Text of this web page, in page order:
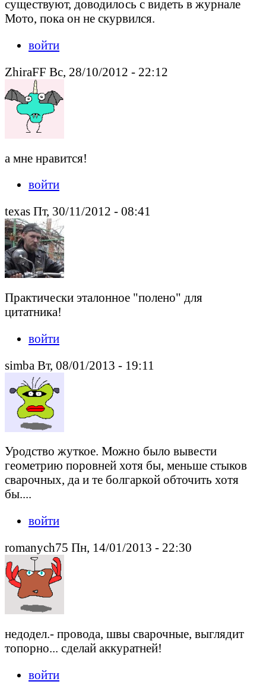
существуют, доводилось с видеть в журнале
Мото, пока он не скурвился.
войти
ZhiraFF Вс, 28/10/2012 - 22:12
а мне нравится!
войти
texas Пт, 30/11/2012 - 08:41
Практически эталонное "полено" для
цитатника!
войти
simba Вт, 08/01/2013 - 19:11
Уродство жуткое. Можно было вывести
геометрию поровней хотя бы, меньше стыков
сварочных, да и те болгаркой обточить хотя
бы....
войти
romanych75 Пн, 14/01/2013 - 22:30
недодел.- провода, швы сварочные, выглядит
топорно... сделай аккуратней!
войти